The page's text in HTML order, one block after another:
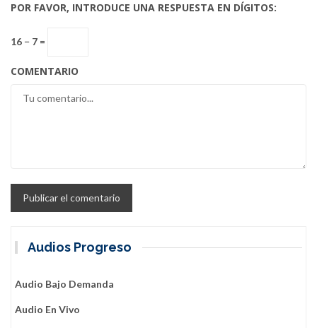
POR FAVOR, INTRODUCE UNA RESPUESTA EN DÍGITOS:
16 − 7 =
COMENTARIO
Audios Progreso
Audio Bajo Demanda
Audio En Vivo